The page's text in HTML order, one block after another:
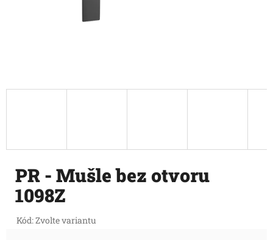
PR - Mušle bez otvoru
1098Z
Kód:Zvolte variantu